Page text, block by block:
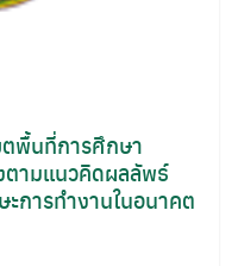
ตพื้นที่การศึกษา
ตามแนวคิดผลลัพธ์
การทำงานในอนาคต